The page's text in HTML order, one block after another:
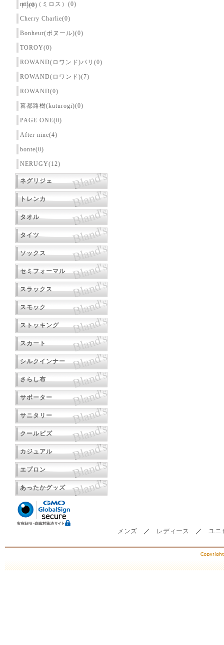
ド)(0)
milos（ミロス）(0)
Cherry Charlie(0)
Bonheur(ボヌール)(0)
TOROY(0)
ROWAND(ロワンド)パリ(0)
ROWAND(ロワンド)(7)
ROWAND(0)
暮都路樹(kuturogi)(0)
PAGE ONE(0)
After nine(4)
bonte(0)
NERUGY(12)
ネグリジェ
トレンカ
タオル
タイツ
ソックス
セミフォーマル
スラックス
スモック
ストッキング
スカート
シルクインナー
さらし布
サポーター
サニタリー
クールビズ
カジュアル
エプロン
あったかグッズ
メンズ ／ レディース ／ ユニ